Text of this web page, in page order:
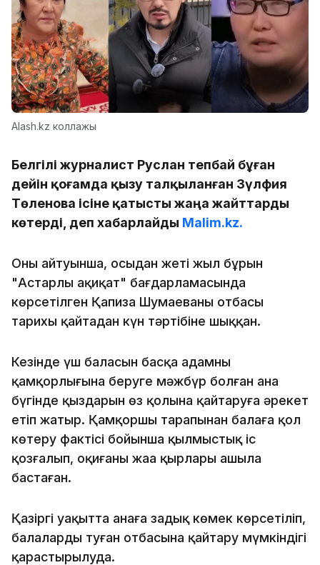
Alash.kz коллажы
Белгілі журналист Руслан Өтепбай бұған
дейін қоғамда қызу талқыланған Зүлфия
Төленова ісіне қатысты жаңа жайттарды
көтерді, деп хабарлайды Malim.kz.
Оның айтуынша, осыдан жеті жыл бұрын
"Астарлы ақиқат" бағдарламасында
көрсетілген Қапиза Шумаеваның отбасы
тарихы қайтадан күн тәртібіне шыққан.
Кезінде үш баласын басқа адамның
қамқорлығына беруге мәжбүр болған ана
бүгінде қыздарын өз қолына қайтаруға әрекет
етіп жатыр. Қамқоршы тарапынан балаға қол
көтеру фактісі бойынша қылмыстық іс
қозғалып, оқиғаның жаңа қырлары ашыла
бастаған.
Қазіргі уақытта анаға заңдық көмек көрсетіліп,
балаларды туған отбасына қайтару мүмкіндігі
қарастырылуда.